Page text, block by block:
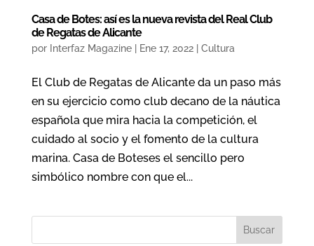
Casa de Botes: así es la nueva revista del Real Club
de Regatas de Alicante
por Interfaz Magazine| Ene 17, 2022| Cultura
El Club de Regatas de Alicante da un paso más
en su ejercicio como club decano de la náutica
española que mira hacia la competición, el
cuidado al socio y el fomento de la cultura
marina. Casa de Boteses el sencillo pero
simbólico nombre con que el...
Buscar